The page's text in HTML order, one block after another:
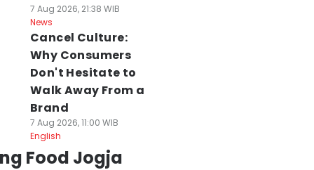
7 Aug 2026, 21:38 WIB
News
Cancel Culture:
Why Consumers
Don't Hesitate to
Walk Away From a
Brand
7 Aug 2026, 11:00 WIB
English
Food Jogja